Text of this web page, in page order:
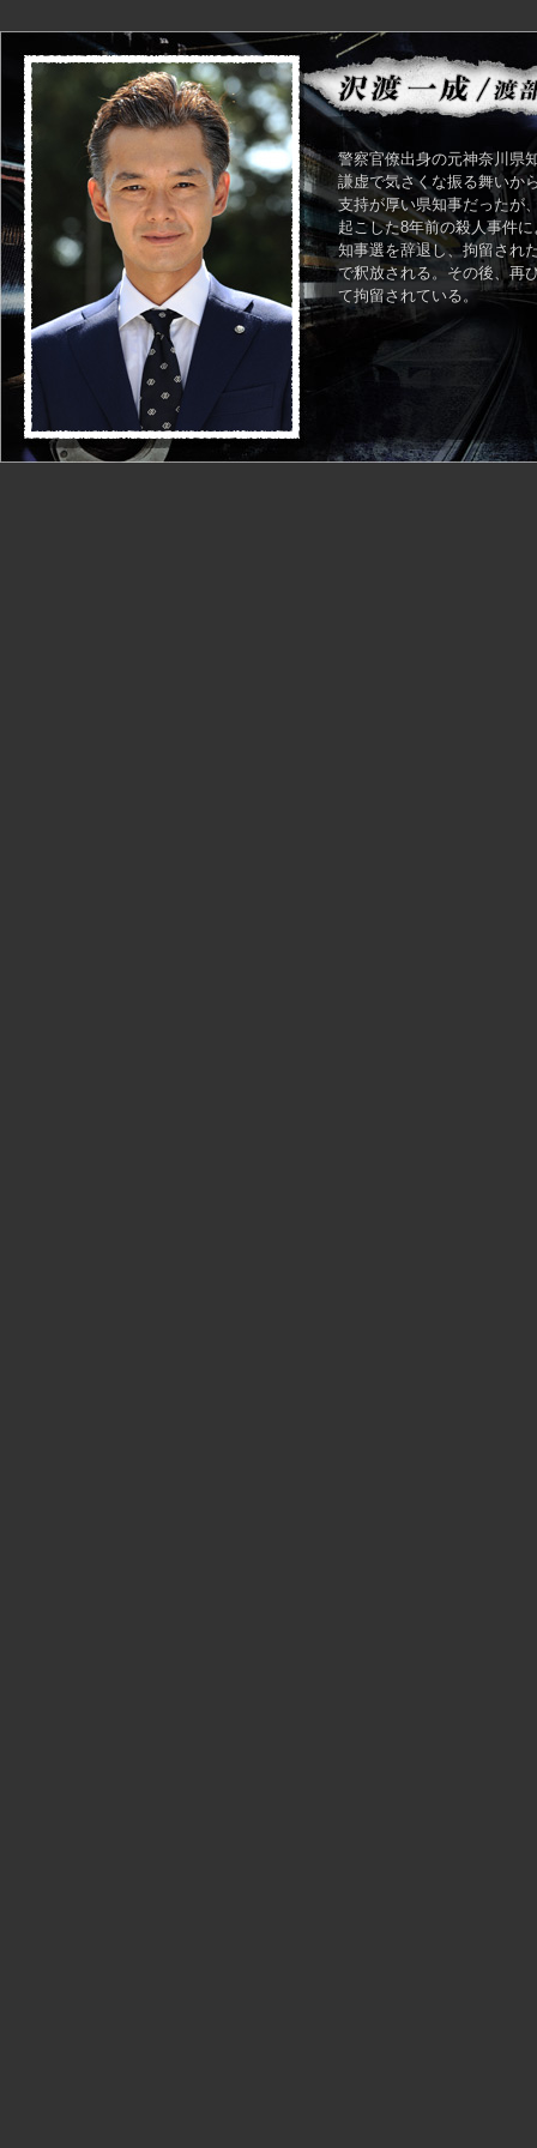
警察官僚出身の元神奈川県
謙虚で気さくな振る舞いか
支持が厚い県知事だったが
起こした8年前の殺人事件
知事選を辞退し、拘留され
で釈放される。その後、再
て拘留されている。